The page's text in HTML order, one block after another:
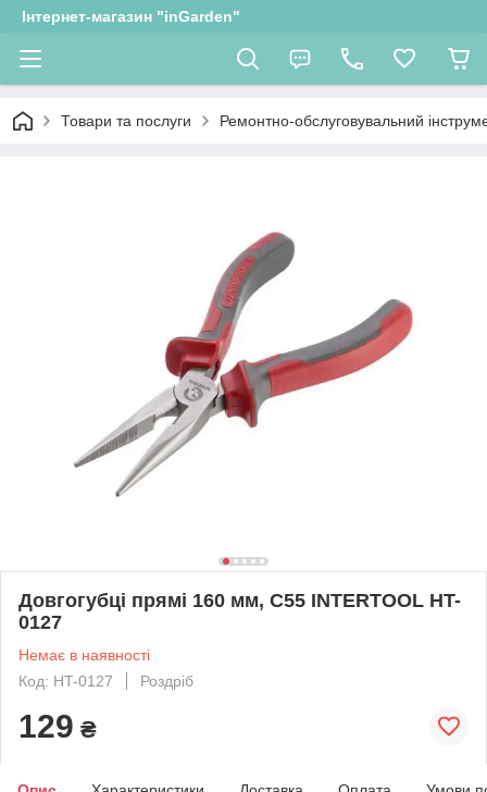
Інтернет-магазин "inGarden"
Товари та послуги Ремонтно-обслуговувальний
Довгогубці прямі 160 мм, С55 INTERTOOL HT-
0127
Немає в наявності
Код: HT-0127
Роздріб
129 ₴